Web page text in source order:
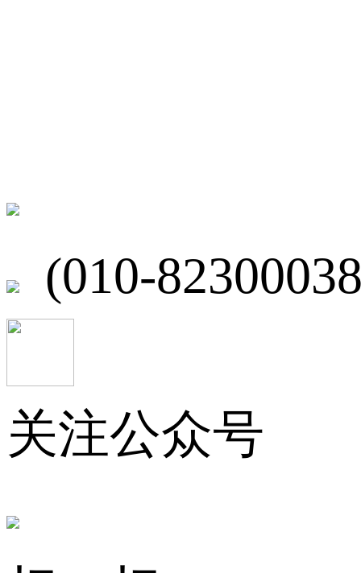
(010-
关注公众号